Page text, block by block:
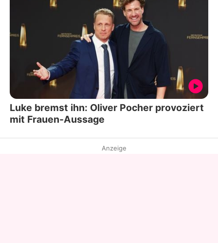
Luke bremst ihn: Oliver Pocher provoziert
mit Frauen-Aussage
Anzeige